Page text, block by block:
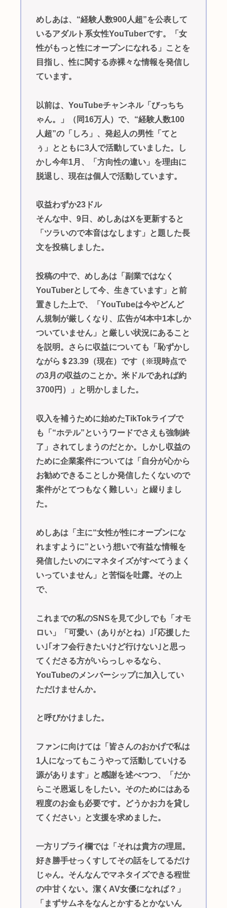
めしあは、“経験人数900人超”を公表して
いるアダルト系女性YouTuberです。「女
性がもっと性にオープンになれる」ことを
目指し、性に関する赤裸々な情報を発信し
ています。
以前は、YouTubeチャンネル「びっちち
ゃん。」（同16万人）で、“経験人数100
人超”の「しろ」、発起人の男性「てと
ぅ」とともに3人で活動していました。し
かし今年1月、「方向性の違い」を理由に
脱退し、現在は個人で活動しています。
収益わずか23ドル
そんな中、9日、めしあはXを更新すると
「ツラいので本音はなします」と題した長
文を投稿しました。
投稿の中で、めしあは「副業ではなく
YouTuberとして今、生きています」と前
置きした上で、「YouTubeは今やどんど
ん規制が厳しくなり、広告が4本中1本しか
ついていません」と厳しい状況にあること
を説明。さらに収益についても「恥ずかし
ながら＄23.39（現在）です（※現時点で
の3月の収益のことか。米ドルであれば約
3700円）」と明かしました。
収入を補うために始めたTikTokライブで
も「“ホテル”というワードでさえも強制終
了」されてしまうのだとか。しかし収益の
ために企業案件については「自分が心から
お勧めできることしか発信したくないので
案件がとてつもなく難しい」と綴りまし
た。
めしあは「主に“女性が性にオープンにな
れますように”という想いで有益な情報を
発信したいのにマネタイズがすべてうまく
いっていません」と苦悩を吐露。その上
で、
これまでの私のSNSを見て少しでも「オモ
ロい」「可愛い（ありがとね）｣｢応援した
い｣｢オフ会行きたいけど行けない｣と思っ
てくださる方がいらっしゃるなら、
YouTubeのメンバーシップに加入してい
ただけませんか。
と呼びかけました。
ファンに向けては「皆さんのおかげで私は
1人になってもこうやって活動していける
源があります」と感謝を述べつつ、「だか
らこそ恩返しをしたい。そのためにはある
程度のお金も必要です。どうかお力を貸し
てください」と支援を求めました。
一方リプライ欄では「それは貴方の理屈。
好き勝手せっくすしてその話をしてるだけ
じゃん。そんなんでマネタイズできる程世
の中甘くない。潔くAV女優になれば？」
「まずサムネをなんとかするとかないん